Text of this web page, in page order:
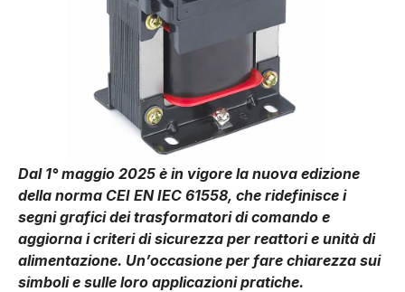
Dal 1° maggio 2025 è in vigore la nuova edizione
della norma CEI EN IEC 61558, che ridefinisce i
segni grafici dei trasformatori di comando e
aggiorna i criteri di sicurezza per reattori e unità di
alimentazione. Un’occasione per fare chiarezza sui
simboli e sulle loro applicazioni pratiche.